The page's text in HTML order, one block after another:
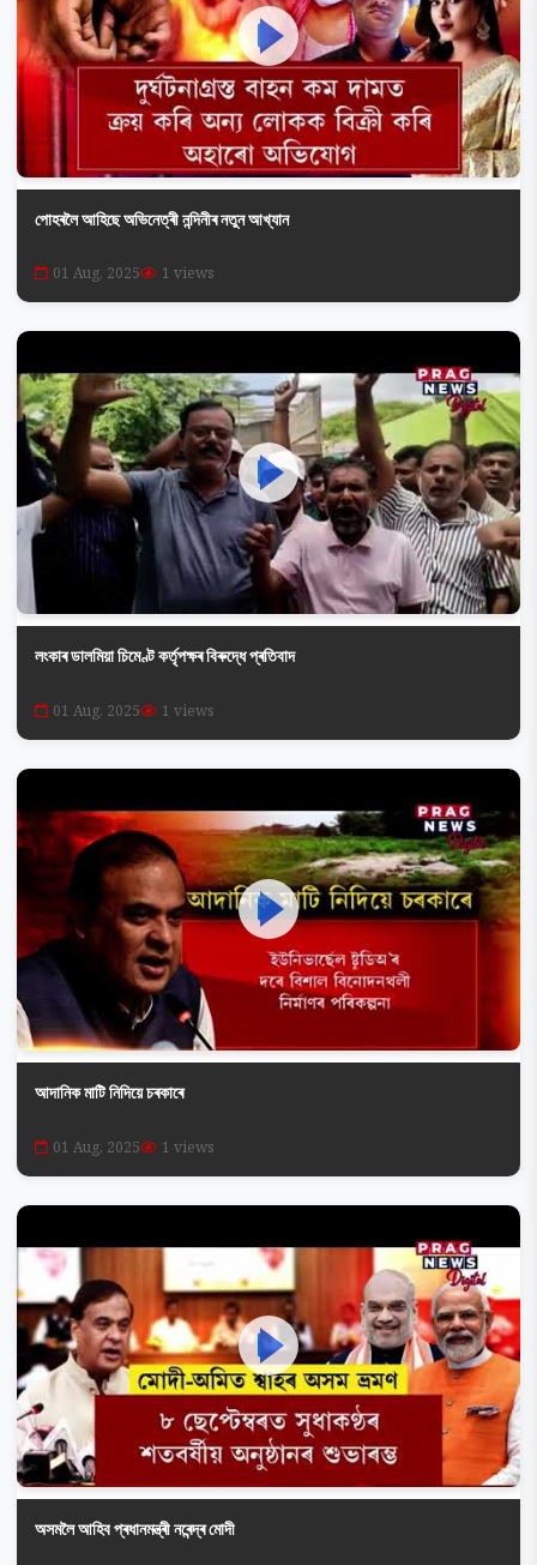
পোহৰলৈ আহিছে অভিনেত্ৰী নন্দিনীৰ নতুন আখ্যান
01 Aug, 2025 1 views
লংকাৰ ডালমিয়া চিমেণ্ট কৰ্তৃপক্ষৰ বিৰুদ্ধে প্ৰতিবাদ
01 Aug, 2025 1 views
আদানিক মাটি নিদিয়ে চৰকাৰে
01 Aug, 2025 1 views
অসমলৈ আহিব প্ৰধানমন্ত্ৰী নৰেন্দ্ৰ মোদী